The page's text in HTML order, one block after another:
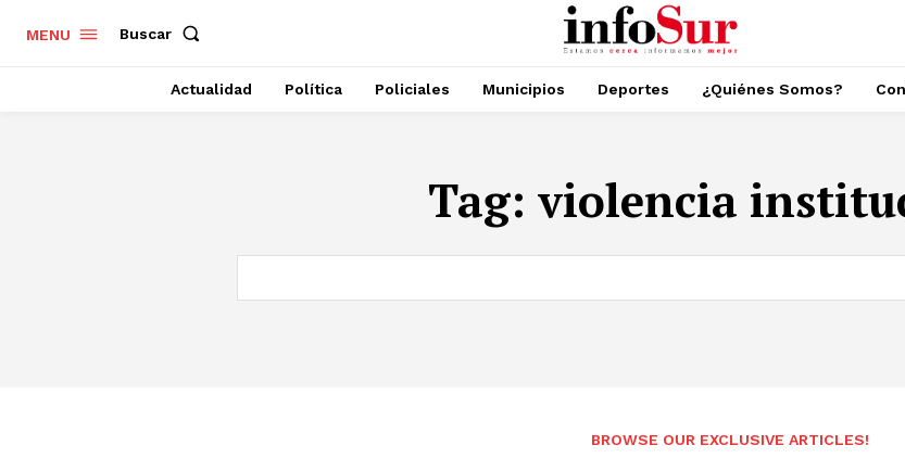
MENU Buscar
Actualidad Política Policiales Municipios Deportes ¿Quiénes Somos?
Tag: violencia
BROWSE OUR EXCLUSIVE ARTICLES!